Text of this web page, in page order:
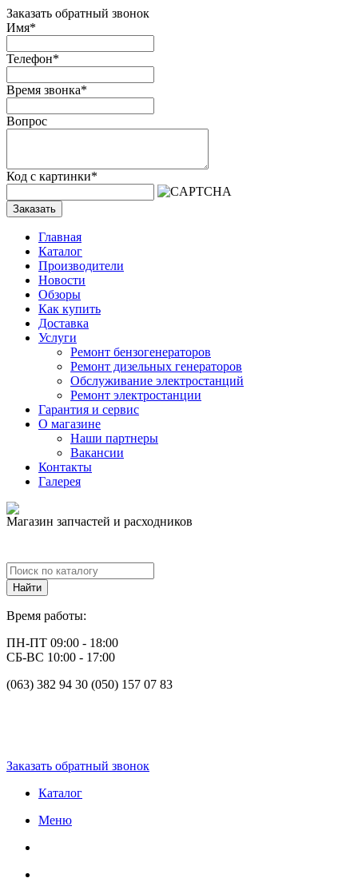
Заказать обратный звонок
Имя*
Телефон*
Время звонка*
Вопрос
Код с картинки*
Заказать
Главная
Каталог
Производители
Новости
Обзоры
Как купить
Доставка
Услуги
Ремонт бензогенераторов
Ремонт дизельных генераторов
Обслуживание электростанций
Ремонт электростанции
Гарантия и сервис
О магазине
Наши партнеры
Вакансии
Контакты
Галерея
Магазин запчастей и расходников
Время работы:
ПН-ПТ 09:00 - 18:00
СБ-ВС 10:00 - 17:00
(063) 382 94 30 (050) 157 07 83
Заказать обратный звонок
Каталог
Меню